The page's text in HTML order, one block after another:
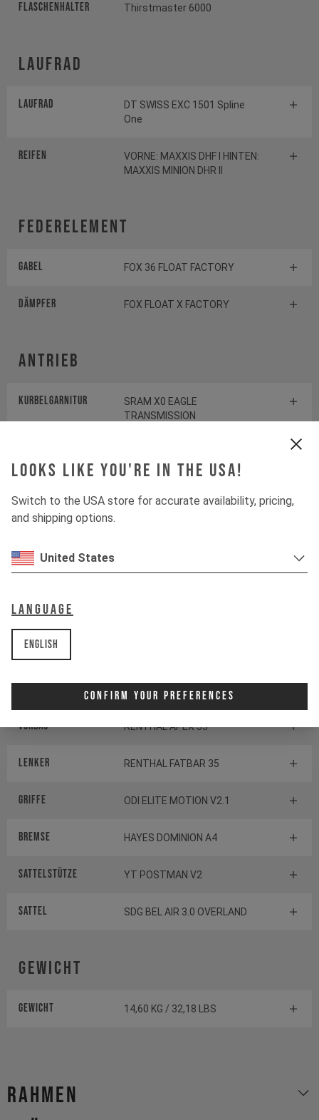
Looks like you're in the USA!
Switch to the USA store for accurate availability, pricing,
and shipping options.
United States
Language
English
Confirm Your Preferences
FLASCHENHALTER Thirstmaster 6000
Laufrad
Laufrad
DT SWISS EXC 1501 Spline
One
Reifen
VORNE: MAXXIS DHF I HINTEN:
MAXXIS MINION DHR II
Federelement
Gabel FOX 36 FLOAT FACTORY
Dämpfer FOX FLOAT X FACTORY
Antrieb
Kurbelgarnitur
SRAM X0 EAGLE
TRANSMISSION
TRANSMISSION
Komponenten
CANE CREEK SERIES 40
Vorbau RENTHAL APEX 35
Lenker RENTHAL FATBAR 35
Griffe ODI ELITE MOTION V2.1
Bremse HAYES DOMINION A4
Sattelstütze YT POSTMAN V2
Sattel SDG BEL AIR 3.0 OVERLAND
Gewicht
Gewicht 14,60 KG / 32,18 LBS
Rahmen